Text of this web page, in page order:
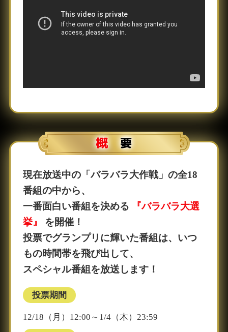
概 要
現在放送中の「バラバラ大作戦」の全18
番組の中から、
一番面白い番組を決める
『バラバラ大選
挙』
を開催！
投票でグランプリに輝いた番組は、いつ
もの時間帯を飛び出して、
スペシャル番組を放送します！
投票期間
12/18（月）12:00～1/4（木）23:59